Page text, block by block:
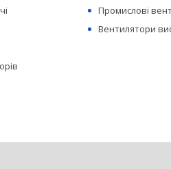
Промислові
Вентилятори